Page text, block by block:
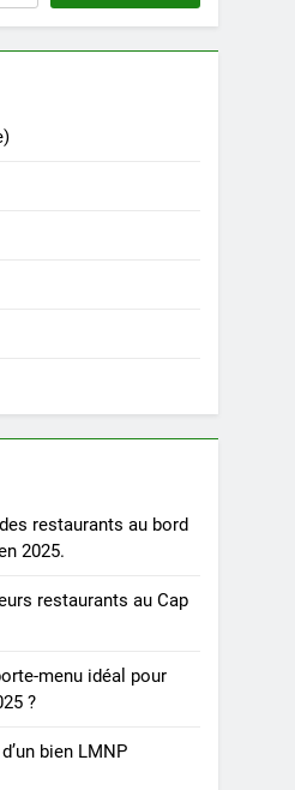
restaurants au bord
2025.
restaurants au Cap
menu idéal pour
?
bien LMNP